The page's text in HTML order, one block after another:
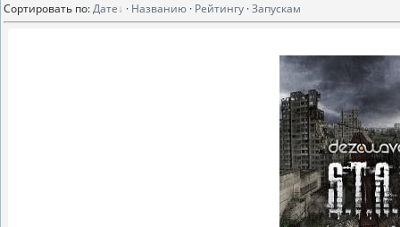
Сортировать по:Дате · Названию · Рейтингу ·Запускам